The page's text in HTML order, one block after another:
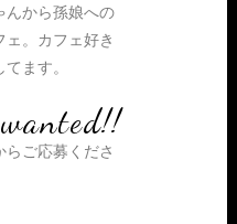
んから孫娘への
。カフェ好き
ます。
ご応募くださ